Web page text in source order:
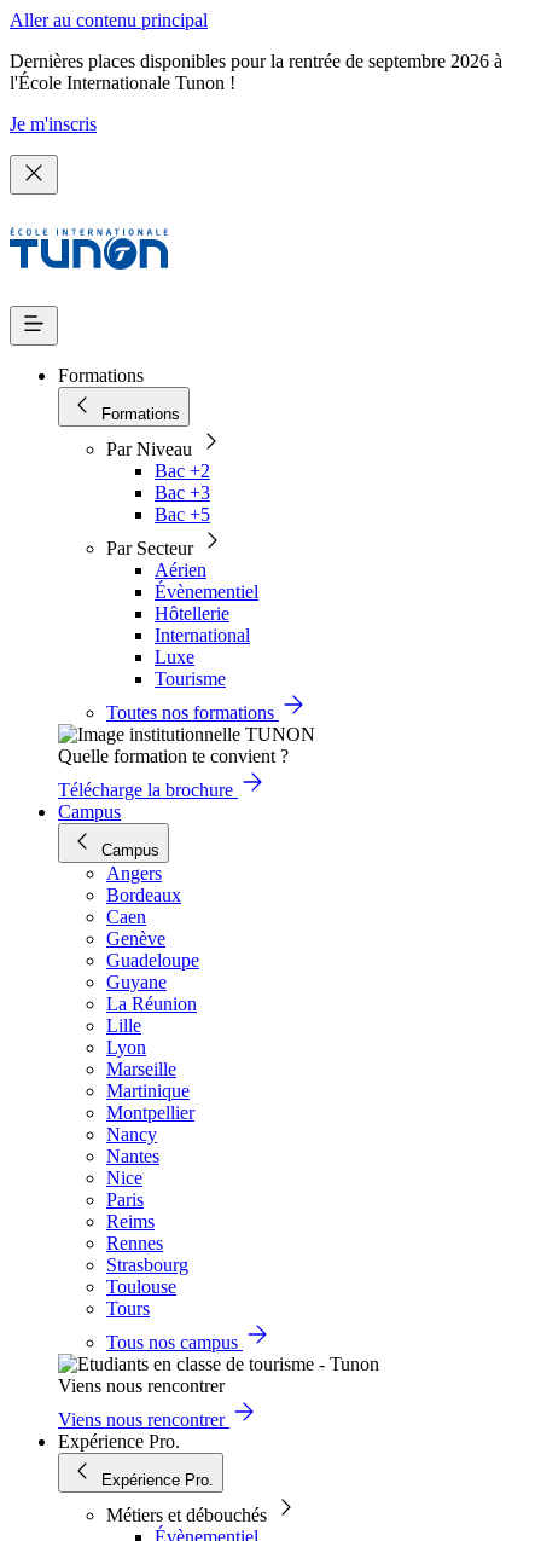
Aller au contenu principal
Dernières places disponibles pour la rentrée de septembre 2026 à
l'École Internationale Tunon !
Je m'inscris
Formations
Formations
Par Niveau
Bac +2
Bac +3
Bac +5
Par Secteur
Aérien
Évènementiel
Hôtellerie
International
Luxe
Tourisme
Toutes nos formations
Quelle formation te convient ?
Télécharge la brochure
Campus
Campus
Angers
Bordeaux
Caen
Genève
Guadeloupe
Guyane
La Réunion
Lille
Lyon
Marseille
Martinique
Montpellier
Nancy
Nantes
Nice
Paris
Reims
Rennes
Strasbourg
Toulouse
Tours
Tous nos campus
Viens nous rencontrer
Viens nous rencontrer
Expérience Pro.
Expérience Pro.
Métiers et débouchés
Évènementiel